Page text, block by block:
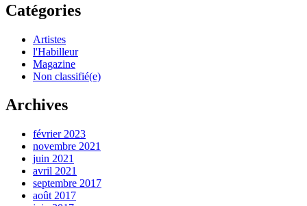
Catégories
Artistes
l'Habilleur
Magazine
Non classifié(e)
Archives
février 2023
novembre 2021
juin 2021
avril 2021
septembre 2017
août 2017